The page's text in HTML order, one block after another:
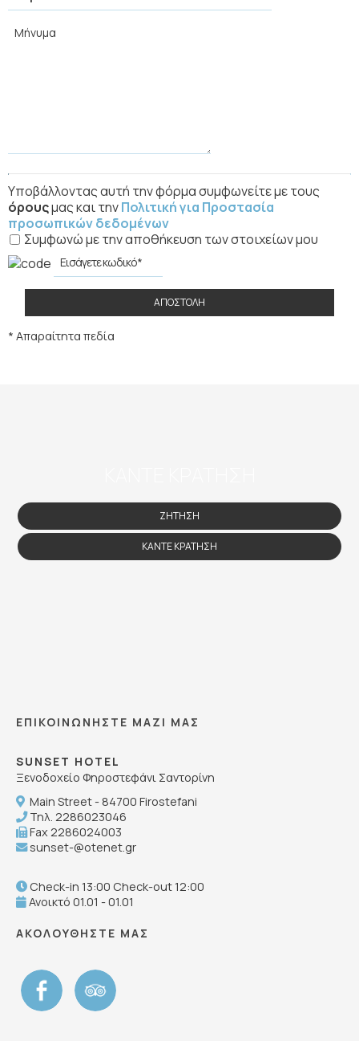
Υποβάλλοντας αυτή την φόρμα συμφωνείτε με τους
όρουςμας και τηνΠολιτική για Προστασία
προσωπικών δεδομένων
Συμφωνώ με την αποθήκευση των στοιχείων μου
ΑΠΟΣΤΟΛΉ
* Απαραίτητα πεδία
ΖΉΤΗΣΗ
ΚΆΝΤΕ ΚΡΆΤΗΣΗ
ΕΠΙΚΟΙΝΩΝΉΣΤΕ ΜΑΖΊ ΜΑΣ
SUNSET HOTEL
Ξενοδοχείο Φηροστεφάνι Σαντορίνη
Main Street - 84700 Firostefani
Τηλ. 2286023046
Fax 2286024003
sunset-@otenet.gr
Check-in 13:00 Check-out 12:00
Ανοικτό 01.01 - 01.01
ΑΚΟΛΟΥΘΉΣΤΕ ΜΑΣ